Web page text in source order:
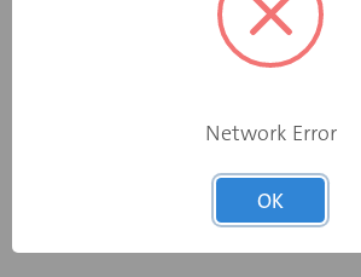
• Niet-brandbaar volgens DIN 4102
• Maximale luchtsnelheid tussen de
• Maximale bedrijfstemperatuur: 100 ˚C
gemeten volgens DIN 45646 (ISO 7235)
Network Error
OK